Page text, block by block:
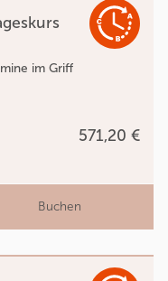
im Griff
571,20 €
Buchen